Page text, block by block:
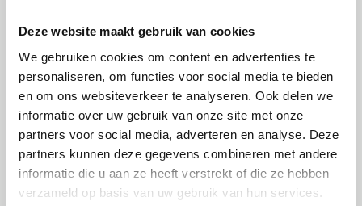
Deze website maakt gebruik van cookies
We gebruiken cookies om content en advertenties te
personaliseren, om functies voor social media te bieden
en om ons websiteverkeer te analyseren. Ook delen we
informatie over uw gebruik van onze site met onze
partners voor social media, adverteren en analyse. Deze
partners kunnen deze gegevens combineren met andere
informatie die u aan ze heeft verstrekt of die ze hebben
verzameld op basis van uw gebruik van hun services.
T:06-41852557
Meld je aan voor onze nieuwsbrief
Naam
(Vereist)
E-
mailadres
(Vereist)